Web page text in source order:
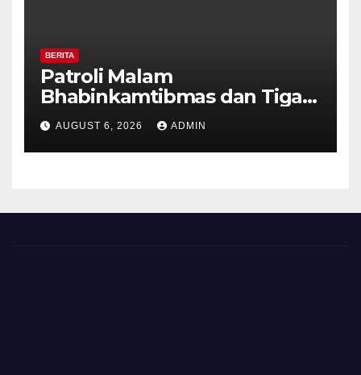
BERITA
Patroli Malam
Bhabinkamtibmas dan Tiga
Pilar Kelurahan Ungaran
Perkuat Kamtibmas, Warga
Diajak Aktifkan Ronda
AUGUST 6, 2026 ADMIN